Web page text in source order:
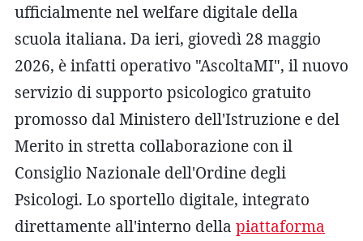
ufficialmente nel welfare digitale della
scuola italiana. Da ieri, giovedì 28 maggio
2026, è infatti operativo "AscoltaMI", il nuovo
servizio di supporto psicologico gratuito
promosso dal Ministero dell'Istruzione e del
Merito in stretta collaborazione con il
Consiglio Nazionale dell'Ordine degli
Psicologi. Lo sportello digitale, integrato
direttamente all'interno della piattaforma